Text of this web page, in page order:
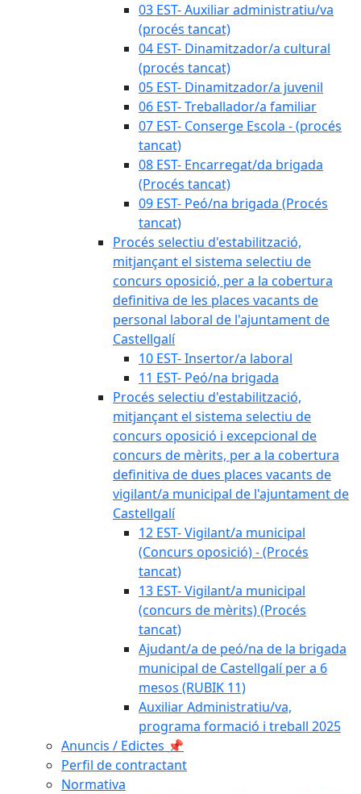
03 EST- Auxiliar administratiu/va
(procés tancat)
04 EST- Dinamitzador/a cultural
(procés tancat)
05 EST- Dinamitzador/a juvenil
06 EST- Treballador/a familiar
07 EST- Conserge Escola - (procés
tancat)
08 EST- Encarregat/da brigada
(Procés tancat)
09 EST- Peó/na brigada (Procés
tancat)
Procés selectiu d'estabilització,
mitjançant el sistema selectiu de
concurs oposició, per a la cobertura
definitiva de les places vacants de
personal laboral de l'ajuntament de
Castellgalí
10 EST- Insertor/a laboral
11 EST- Peó/na brigada
Procés selectiu d'estabilització,
mitjançant el sistema selectiu de
concurs oposició i excepcional de
concurs de mèrits, per a la cobertura
definitiva de dues places vacants de
vigilant/a municipal de l'ajuntament de
Castellgalí
12 EST- Vigilant/a municipal
(Concurs oposició) - (Procés
tancat)
13 EST- Vigilant/a municipal
(concurs de mèrits) (Procés
tancat)
Ajudant/a de peó/na de la brigada
municipal de Castellgalí per a 6
mesos (RUBIK 11)
Auxiliar Administratiu/va,
programa formació i treball 2025
Anuncis / Edictes 📌
Perfil de contractant
Normativa